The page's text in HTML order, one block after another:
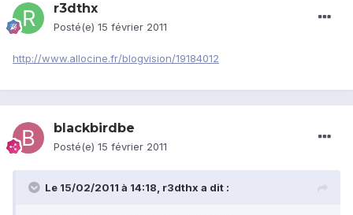
r3dthx
Posté(e) 15 février 2011
http://www.allocine.fr/blogvision/19184012
blackbirdbe
Posté(e) 15 février 2011
Le 15/02/2011 à 14:18, r3dthx a dit :